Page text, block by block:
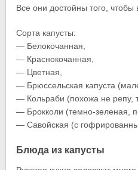
Все они достойны того, чтобы
Сорта капусты:
— Белокочанная,
— Краснокочанная,
— Цветная,
— Брюссельская капуста
— Кольраби (похожа не репу,
— Брокколи (темно-зеленая,
— Савойская (с
Блюда из капусты